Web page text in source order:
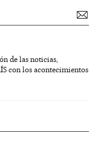
de las noticias,
con los acontecimientos